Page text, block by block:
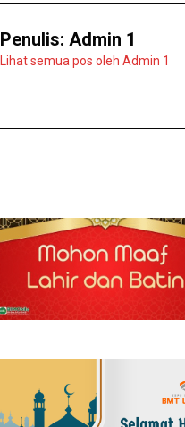
Penulis: Admin 1
Lihat semua pos oleh Admin 1